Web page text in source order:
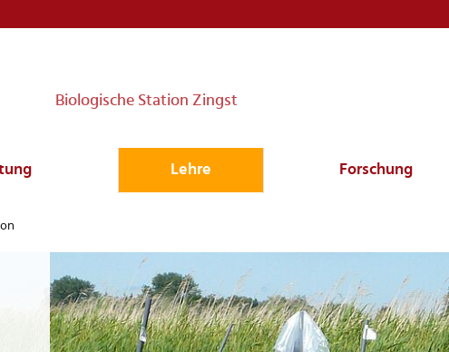
Biologische Station Zingst
Lehre Forschung